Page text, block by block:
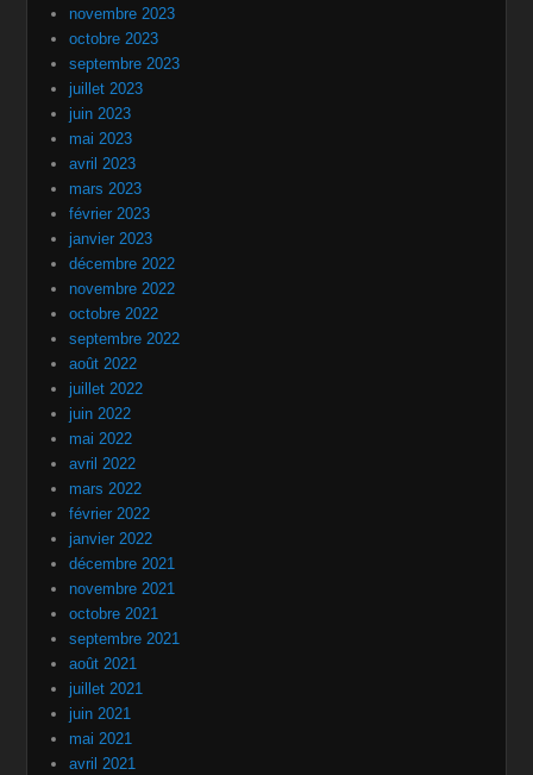
novembre 2023
octobre 2023
septembre 2023
juillet 2023
juin 2023
mai 2023
avril 2023
mars 2023
février 2023
janvier 2023
décembre 2022
novembre 2022
octobre 2022
septembre 2022
août 2022
juillet 2022
juin 2022
mai 2022
avril 2022
mars 2022
février 2022
janvier 2022
décembre 2021
novembre 2021
octobre 2021
septembre 2021
août 2021
juillet 2021
juin 2021
mai 2021
avril 2021